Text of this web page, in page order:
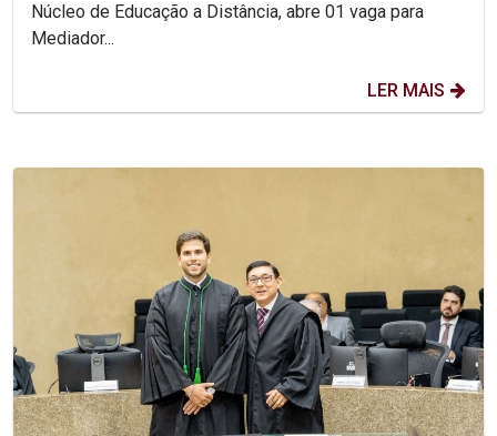
Núcleo de Educação a Distância, abre 01 vaga para
Mediador...
LER MAIS